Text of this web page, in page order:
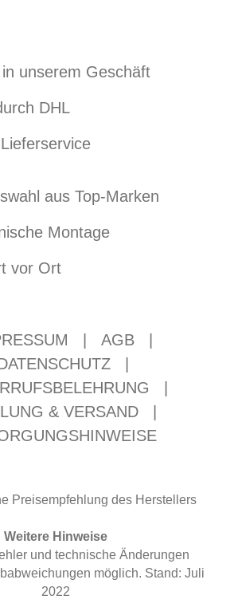
unserem Geschäft
DHL
aus Top-Marken
Montage
vor Ort
AGB
& VERSAND
Preisempfehlung des Herstellers
Weitere Hinweise
und technische Änderungen
möglich. Stand: Juli
2022